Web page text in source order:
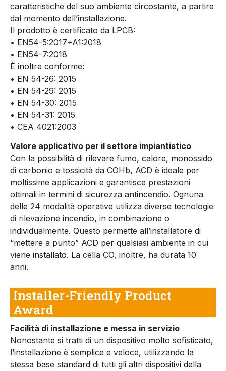
caratteristiche del suo ambiente circostante, a partire
dal momento dell’installazione.
Il prodotto è certificato da LPCB:
• EN54-5:2017+A1:2018
• EN54-7:2018
È inoltre conforme:
• EN 54-26: 2015
• EN 54-29: 2015
• EN 54-30: 2015
• EN 54-31: 2015
• CEA 4021:2003
Valore applicativo per il settore impiantistico
Con la possibilità di rilevare fumo, calore, monossido
di carbonio e tossicità da COHb, ACD è ideale per
moltissime applicazioni e garantisce prestazioni
ottimali in termini di sicurezza antincendio. Ognuna
delle 24 modalità operative utilizza diverse tecnologie
di rilevazione incendio, in combinazione o
individualmente. Questo permette all’installatore di
“mettere a punto” ACD per qualsiasi ambiente in cui
viene installato. La cella CO, inoltre, ha durata 10
anni.
Installer-Friendly Product
Award
Facilità di installazione e messa in servizio
Nonostante si tratti di un dispositivo molto sofisticato,
l’installazione è semplice e veloce, utilizzando la
stessa base standard di tutti gli altri dispositivi della